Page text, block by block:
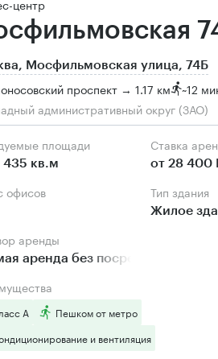
центр
Мосфильмовская улица, 74Б
проспект → 1.17 км ~12
административный округ (ЗАО)
площади
кв.м
Ставка
от 28 400
офисов Тип здания
Жилое
аренды
аренда без посредников
А
Пешком от метро
и вентиляция